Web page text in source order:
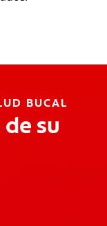
BUCAL
su